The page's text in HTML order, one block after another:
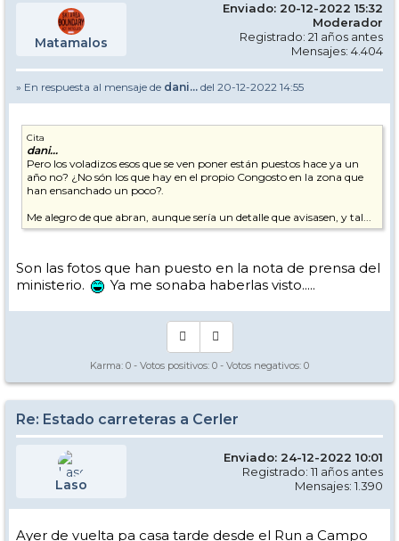
Matamalos
Enviado: 20-12-2022 15:32
Moderador
Registrado: 21 años antes
Mensajes: 4.404
» En respuesta al mensaje de dani... del 20-12-2022 14:55
Cita
dani...
Pero los voladizos esos que se ven poner están puestos hace ya un
año no? ¿No són los que hay en el propio Congosto en la zona que
han ensanchado un poco?.
Me alegro de que abran, aunque sería un detalle que avisasen, y tal...
Son las fotos que han puesto en la nota de prensa del
ministerio.
Ya me sonaba haberlas visto.....
Karma: 0 - Votos positivos: 0 - Votos negativos: 0
Re: Estado carreteras a Cerler
Laso
Enviado: 24-12-2022 10:01
Registrado: 11 años antes
Mensajes: 1.390
Ayer de vuelta pa casa tarde desde el Run a Campo